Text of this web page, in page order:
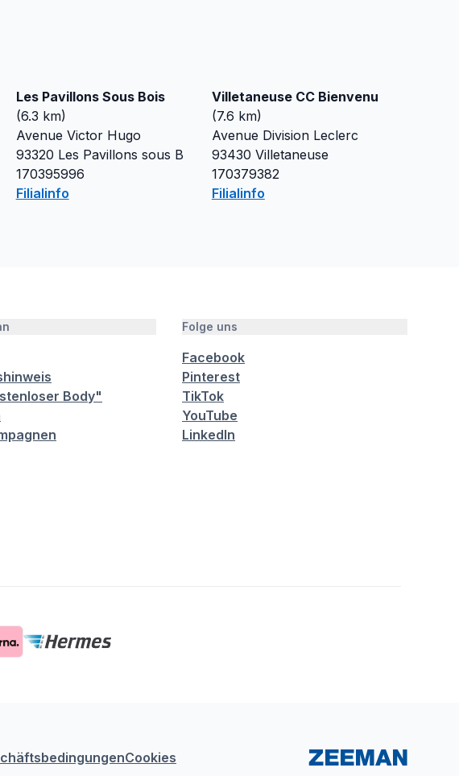
Les Pavillons Sous Bois
(6.3 km)
Avenue Victor Hugo
93320 Les Pavillons sous B
170395996
Filialinfo
Villetaneuse CC Bienvenu
(7.6 km)
Avenue Division Leclerc
93430 Villetaneuse
170379382
Filialinfo
Body"
Folge uns
Facebook
Pinterest
TikTok
YouTube
LinkedIn
Cookies